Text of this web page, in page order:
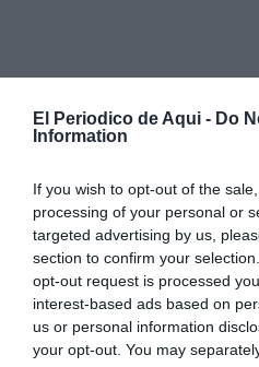
El Periodico de Aqui - Do
Information
If you wish to opt-out of the
processing of your personal or
targeted advertising by us,
section to confirm your
opt-out request is processed
interest-based ads based on
us or personal information
your opt-out. You may